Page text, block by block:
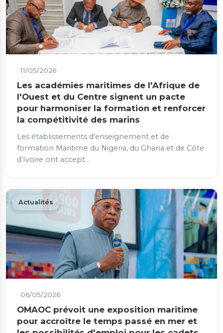
11/05/2026
Les académies maritimes de l'Afrique de
l'Ouest et du Centre signent un pacte
pour harmoniser la formation et renforcer
la compétitivité des marins
Les établissements d'enseignement et de
formation Maritime du Nigeria, du Ghana et de Côte
d'Ivoire ont accept...
Actualités
06/05/2026
OMAOC prévoit une exposition maritime
pour accroître le temps passé en mer et